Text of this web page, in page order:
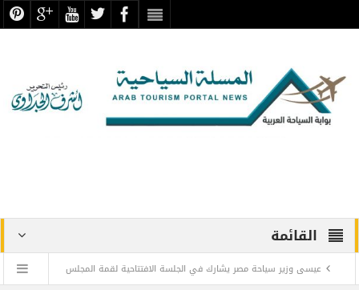
القائمة
عيسى وزير سياحة مصر يشارك في الجلسة الافتتاحية لقمة المجلس